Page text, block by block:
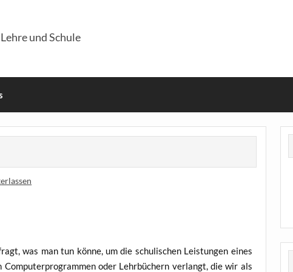
und Schule
was man tun kön­ne, um die schu­li­schen Leis­tun­gen eines
oder Lehr­bü­chern ver­langt, die wir als